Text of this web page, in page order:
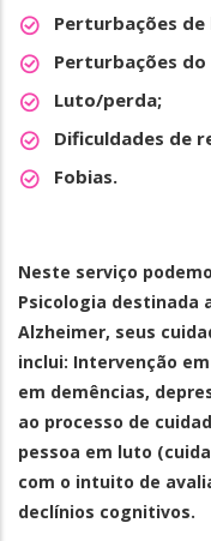
Perturbações
Perturbações do
Luto/perda;
Dificuldades de
Fobias.
Neste serviço
Psicologia destinada
Alzheimer, seus
inclui: Intervenção
em demências,
ao processo de
pessoa em luto
com o intuito de
declínios cognitivos.